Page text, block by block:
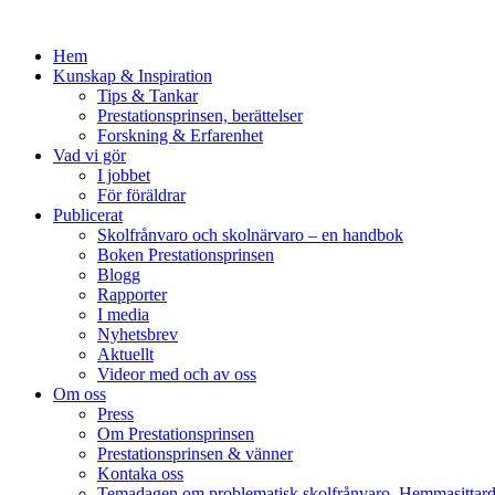
Hem
Kunskap & Inspiration
Tips & Tankar
Prestationsprinsen, berättelser
Forskning & Erfarenhet
Vad vi gör
I jobbet
För föräldrar
Publicerat
Skolfrånvaro och skolnärvaro – en handbok
Boken Prestationsprinsen
Blogg
Rapporter
I media
Nyhetsbrev
Aktuellt
Videor med och av oss
Om oss
Press
Om Prestationsprinsen
Prestationsprinsen & vänner
Kontaka oss